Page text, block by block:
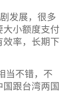
发展，很多
大小额度支付
效率，长期下
当不错，不
跟台湾两国